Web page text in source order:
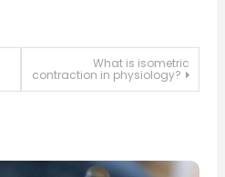
What is isometric
contraction in physiology?